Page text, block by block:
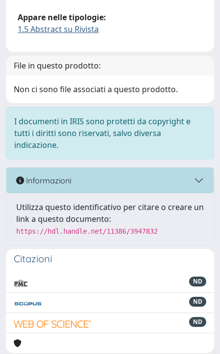
Appare nelle tipologie:
1.5 Abstract su Rivista
File in questo prodotto:
Non ci sono file associati a questo prodotto.
I documenti in IRIS sono protetti da copyright e
tutti i diritti sono riservati, salvo diversa
indicazione.
Informazioni
Utilizza questo identificativo per citare o creare un
link a questo documento:
https://hdl.handle.net/11386/3947832
Citazioni
ND
ND
ND